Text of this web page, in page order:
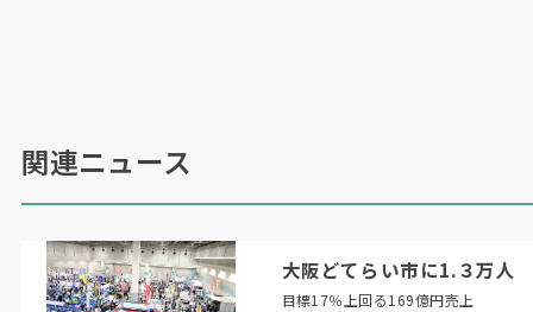
関連ニュース
大阪どてらい市に1.３万人
目標17％上回る169億円売上